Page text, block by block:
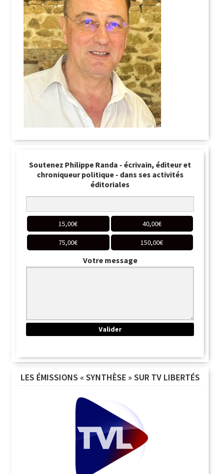
Soutenez Philippe Randa - écrivain, éditeur et
chroniqueur politique - dans ses activités
éditoriales
15,00€ 40,00€
75,00€ 150,00€
Votre message
LES ÉMISSIONS « SYNTHÈSE » SUR TV LIBERTÉS